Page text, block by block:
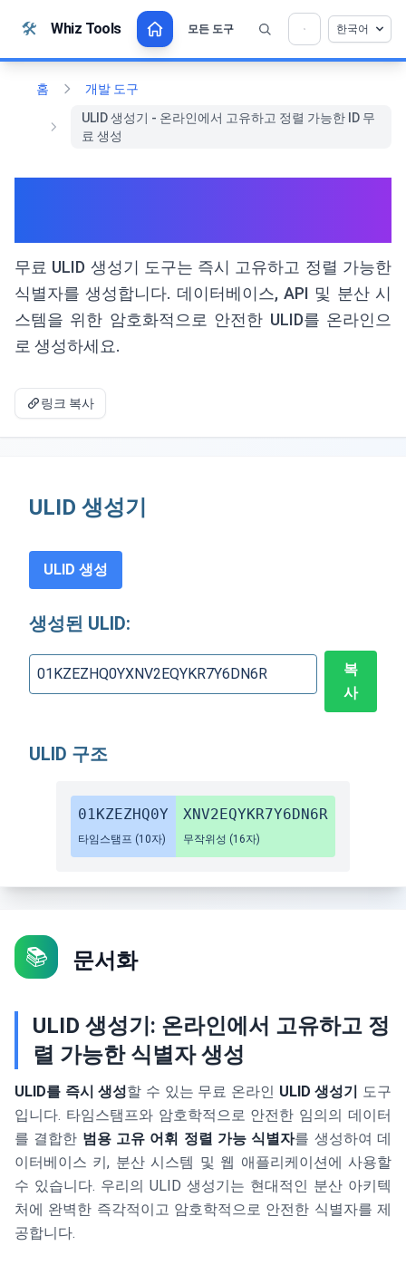
🛠️ Whiz Tools 모든 도구 한국어
홈
개발 도구
ULID 생성기 - 온라인에서 고유하고 정렬 가능한 ID 무
료 생성
무료 ULID 생성기 도구는 즉시 고유하고 정렬 가능한
식별자를 생성합니다. 데이터베이스, API 및 분산 시
스템을 위한 암호화적으로 안전한 ULID를 온라인으
로 생성하세요.
링크 복사
ULID 생성기
ULID 생성
생성된 ULID:
복
사
ULID 구조
01KZEZHQ0Y
타임스탬프 (10자)
XNV2EQYKR7Y6DN6R
무작위성 (16자)
📚 문서화
ULID 생성기: 온라인에서 고유하고 정
렬 가능한 식별자 생성
ULID를 즉시 생성할 수 있는 무료 온라인 ULID 생성기 도구
입니다. 타임스탬프와 암호학적으로 안전한 임의의 데이터
를 결합한 범용 고유 어휘 정렬 가능 식별자를 생성하여 데
이터베이스 키, 분산 시스템 및 웹 애플리케이션에 사용할
수 있습니다. 우리의 ULID 생성기는 현대적인 분산 아키텍
처에 완벽한 즉각적이고 암호학적으로 안전한 식별자를 제
공합니다.
💡 이 도구를 좋아하십니까? 더 나아지도록 도와
주세요!
×
열기를 클릭 →